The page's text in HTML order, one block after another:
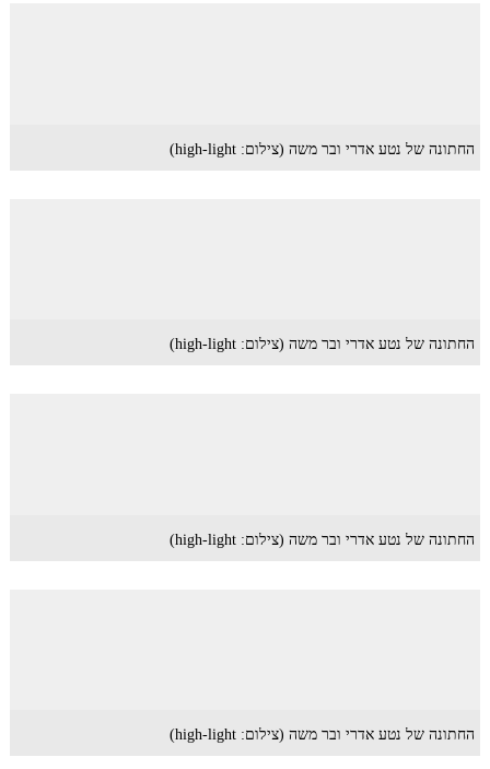
החתונה של נטע אדרי ובר משה (צילום: high-light)
החתונה של נטע אדרי ובר משה (צילום: high-light)
החתונה של נטע אדרי ובר משה (צילום: high-light)
החתונה של נטע אדרי ובר משה (צילום: high-light)